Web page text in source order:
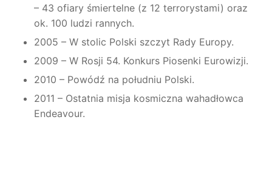
– 43 ofiary śmiertelne (z 12 terrorystami) oraz
ok. 100 ludzi rannych.
2005 – W stolic Polski szczyt Rady Europy.
2009 – W Rosji 54. Konkurs Piosenki Eurowizji.
2010 – Powódź na południu Polski.
2011 – Ostatnia misja kosmiczna wahadłowca
Endeavour.